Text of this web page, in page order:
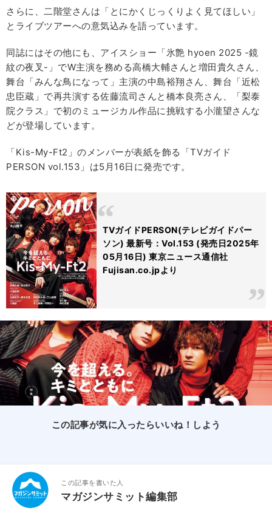
さらに、二階堂さんは「とにかくじっくりよく見てほしい」
とライブツアーへの意気込みを語っています。
同誌にはその他にも、アイスショー「氷艶 hyoen 2025 -鏡
紋の夜叉-」でW主演を務める高橋大輔さんと増田貴久さん、
舞台「みんな鳥になって」主演の中島裕翔さん、舞台「近松
忠臣蔵」で再共演する佐藤流司さんと橋本良亮さん、「梨泰
院クラス」で初のミュージカル作品に挑戦する小瀧望さんな
どが登場しています。
「Kis-My-Ft2」のメンバーが表紙を飾る「TVガイド
PERSON vol.153」は5月16日に発売です。
TVガイドPERSON(テレビガイドパー
ソン) 最新号：Vol.153 (発売日2025年
05月16日) 東京ニュース通信社
Fujisan.co.jpより
この記事が気に入ったらいいね！しよう
この記事を書いた人
マガジンサミット編集部